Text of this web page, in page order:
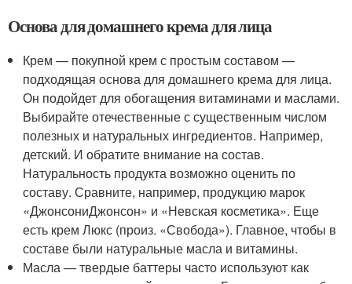
Основа для домашнего крема для лица
Крем — покупной крем с простым составом —
подходящая основа для домашнего крема для лица.
Он подойдет для обогащения витаминами и маслами.
Выбирайте отечественные с существенным числом
полезных и натуральных ингредиентов. Например,
детский. И обратите внимание на состав.
Натуральность продукта возможно оценить по
составу. Сравните, например, продукцию марок
«ДжонсониДжонсон» и «Невская косметика». Еще
есть крем Люкс (произ. «Свобода»). Главное, чтобы в
составе были натуральные масла и витамины.
Масла — твердые баттеры часто используют как